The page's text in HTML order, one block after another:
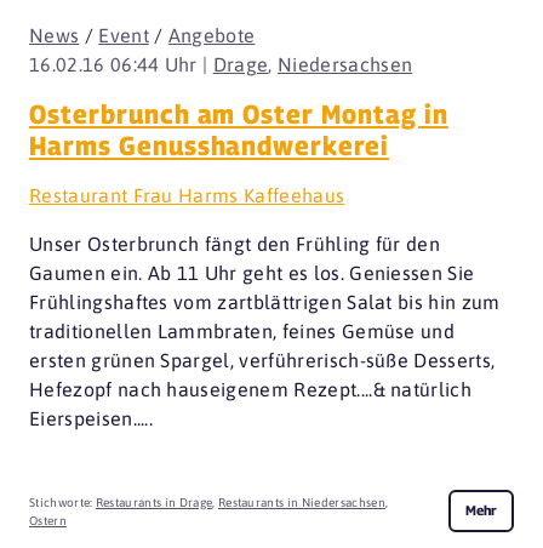
16.02.16 06:44 Uhr | Drage, Niedersachsen
News / Event/ Angebote
Osterbrunch am Oster Montag in
Harms Genusshandwerkerei
Restaurant Frau Harms Kaffeehaus
Unser Osterbrunch fängt den Frühling für den
Gaumen ein. Ab 11 Uhr geht es los. Geniessen Sie
Frühlingshaftes vom zartblättrigen Salat bis hin zum
traditionellen Lammbraten, feines Gemüse und
ersten grünen Spargel, verführerisch-süße Desserts,
Hefezopf nach hauseigenem Rezept....& natürlich
Eierspeisen.....
Stichworte: Restaurants in Drage Restaurants in Niedersachsen
Ostern
Mehr